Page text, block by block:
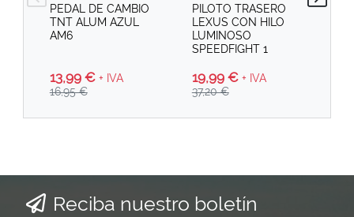
PEDAL DE CAMBIO
TNT ALUM AZUL
AM6
13,99 € + IVA
16,95 €
PILOTO TRASERO
LEXUS CON HILO
LUMINOSO
SPEEDFIGHT 1
19,99 € + IVA
37,20 €
Reciba nuestro boletín